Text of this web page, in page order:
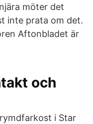
möter det
inte prata om det.
Aftonbladet är
och
i Star